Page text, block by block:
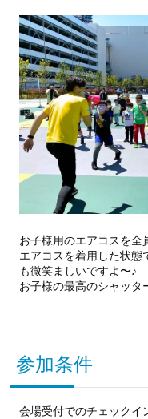
お子様用のエアコスを全
エアコスを着用した状態
も微笑ましいですよ〜♪
お子様の最高のシャッタ
参加条件
会場受付でのチェックイ